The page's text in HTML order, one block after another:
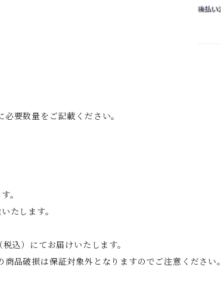
要数量をご記載ください。
。
たします。
込）にてお届けいたします。
品破損は保証対象外となりますのでご注意ください。